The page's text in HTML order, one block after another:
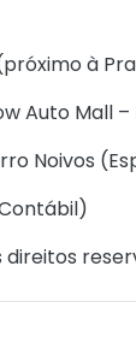
à
Auto Mall
Noivos
)
direitos